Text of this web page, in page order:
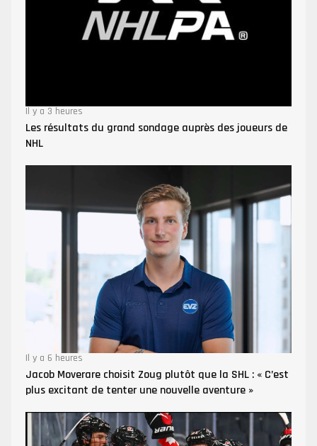
Il y a 3 heures
Les résultats du grand sondage auprès des joueurs de
NHL
Il y a 6 heures
Jacob Moverare choisit Zoug plutôt que la SHL : « C’est
plus excitant de tenter une nouvelle aventure »